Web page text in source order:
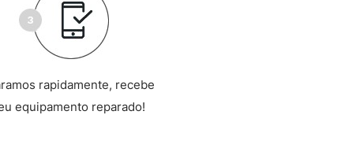
rapidamente, recebe
equipamento reparado!